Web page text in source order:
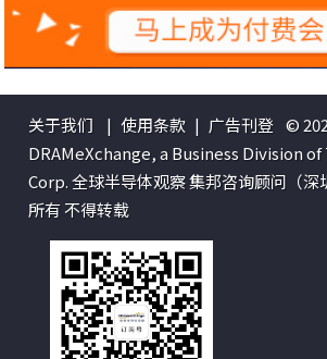
关于我们 | 使用条款 | 广告刊登 ©
DRAMeXchange, a Business Division
Corp. 全球半导体观察 集邦咨询顾问（深
所有 不得转载